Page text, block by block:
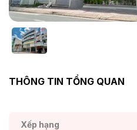
THÔNG TIN TỔNG QUAN
Xếp hạng